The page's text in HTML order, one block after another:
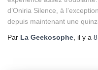
d’Oniria Silence, à
depuis maintenant une
Par La Geekosophe , il y a